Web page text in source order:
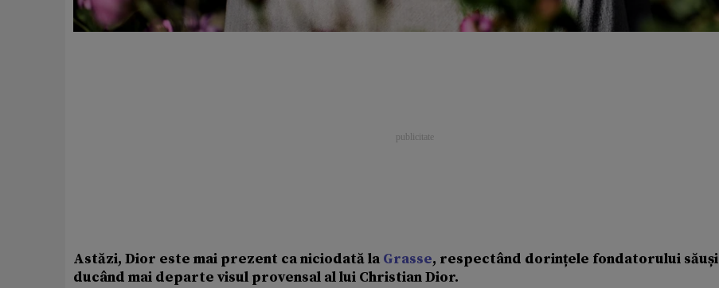
Astăzi, Dior este mai prezent ca niciodată la Grasse, respectând dorințele fondatorului săuși
ducând mai departe visul provensal al lui Christian Dior.